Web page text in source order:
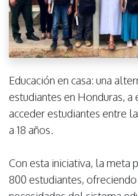
Educación en casa: una
estudiantes en Honduras,
acceder estudiantes entre
a 18 años.
Con esta iniciativa, la meta
800 estudiantes,